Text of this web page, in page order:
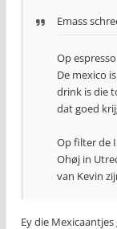
Emass
Op
De mexico
drink is die
dat goed
Op filter de
Ohøj in
van Kevin
Ey die